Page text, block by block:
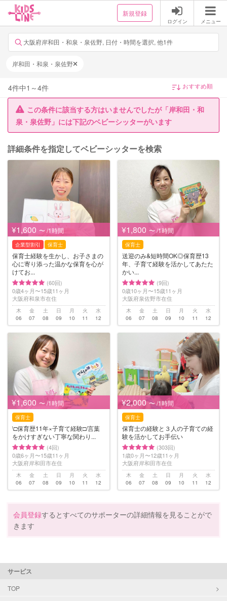
新規登録
ログイン メニュー
大阪府岸和田・和泉・泉佐野, 日付・時間を選択, 他1件
岸和田・和泉・泉佐野
4件中1 ～4件
この条件に該当する方はいませんでしたが「岸和田・和
泉・泉佐野」には下記のベビーシッターがいます
詳細条件を指定してベビーシッターを検索
¥1,600 〜 /1時間
企業型割引 保育士
保育士経験を生かし、お子さまの
心に寄り添った温かな保育を心が
けてお...
(60回)
0歳4ヶ月〜15歳11ヶ月
大阪府和泉市在住
木
06
金
07
土
08
日
09
月
10
火
11
水
12
¥1,800 〜 /1時間
保育士
送迎のみ&短時間OK◎保育歴13
年、子育て経験を活かしてあたた
かい...
(9回)
0歳10ヶ月〜15歳11ヶ月
大阪府泉佐野市在住
木
06
金
07
土
08
日
09
月
10
火
11
水
12
¥1,600 〜 /1時間
保育士
\□︎保育歴11年×子育て経験□︎/言葉
をかけすぎない丁寧な関わり...
(4回)
0歳6ヶ月〜15歳11ヶ月
大阪府岸和田市在住
木
06
金
07
土
08
日
09
月
10
火
11
水
12
¥2,000 〜 /1時間
保育士
保育士の経験と３人の子育ての経
験を活かしてお手伝い
(303回)
1歳0ヶ月〜12歳11ヶ月
大阪府岸和田市在住
木
06
金
07
土
08
日
09
月
10
火
11
水
12
会員登録するとすべてのサポーターの詳細情報を見ることがで
きます
サービス
TOP